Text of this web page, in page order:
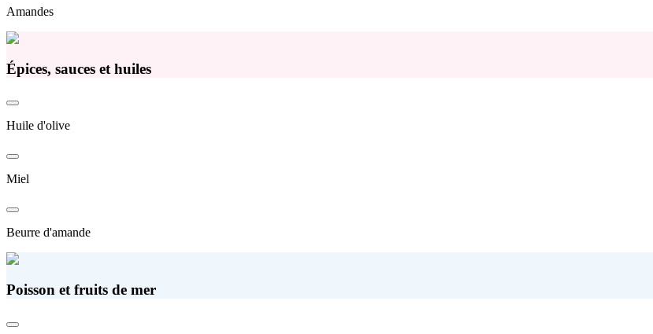
Amandes
Épices, sauces et huiles
Huile d'olive
Miel
Beurre d'amande
Poisson et fruits de mer